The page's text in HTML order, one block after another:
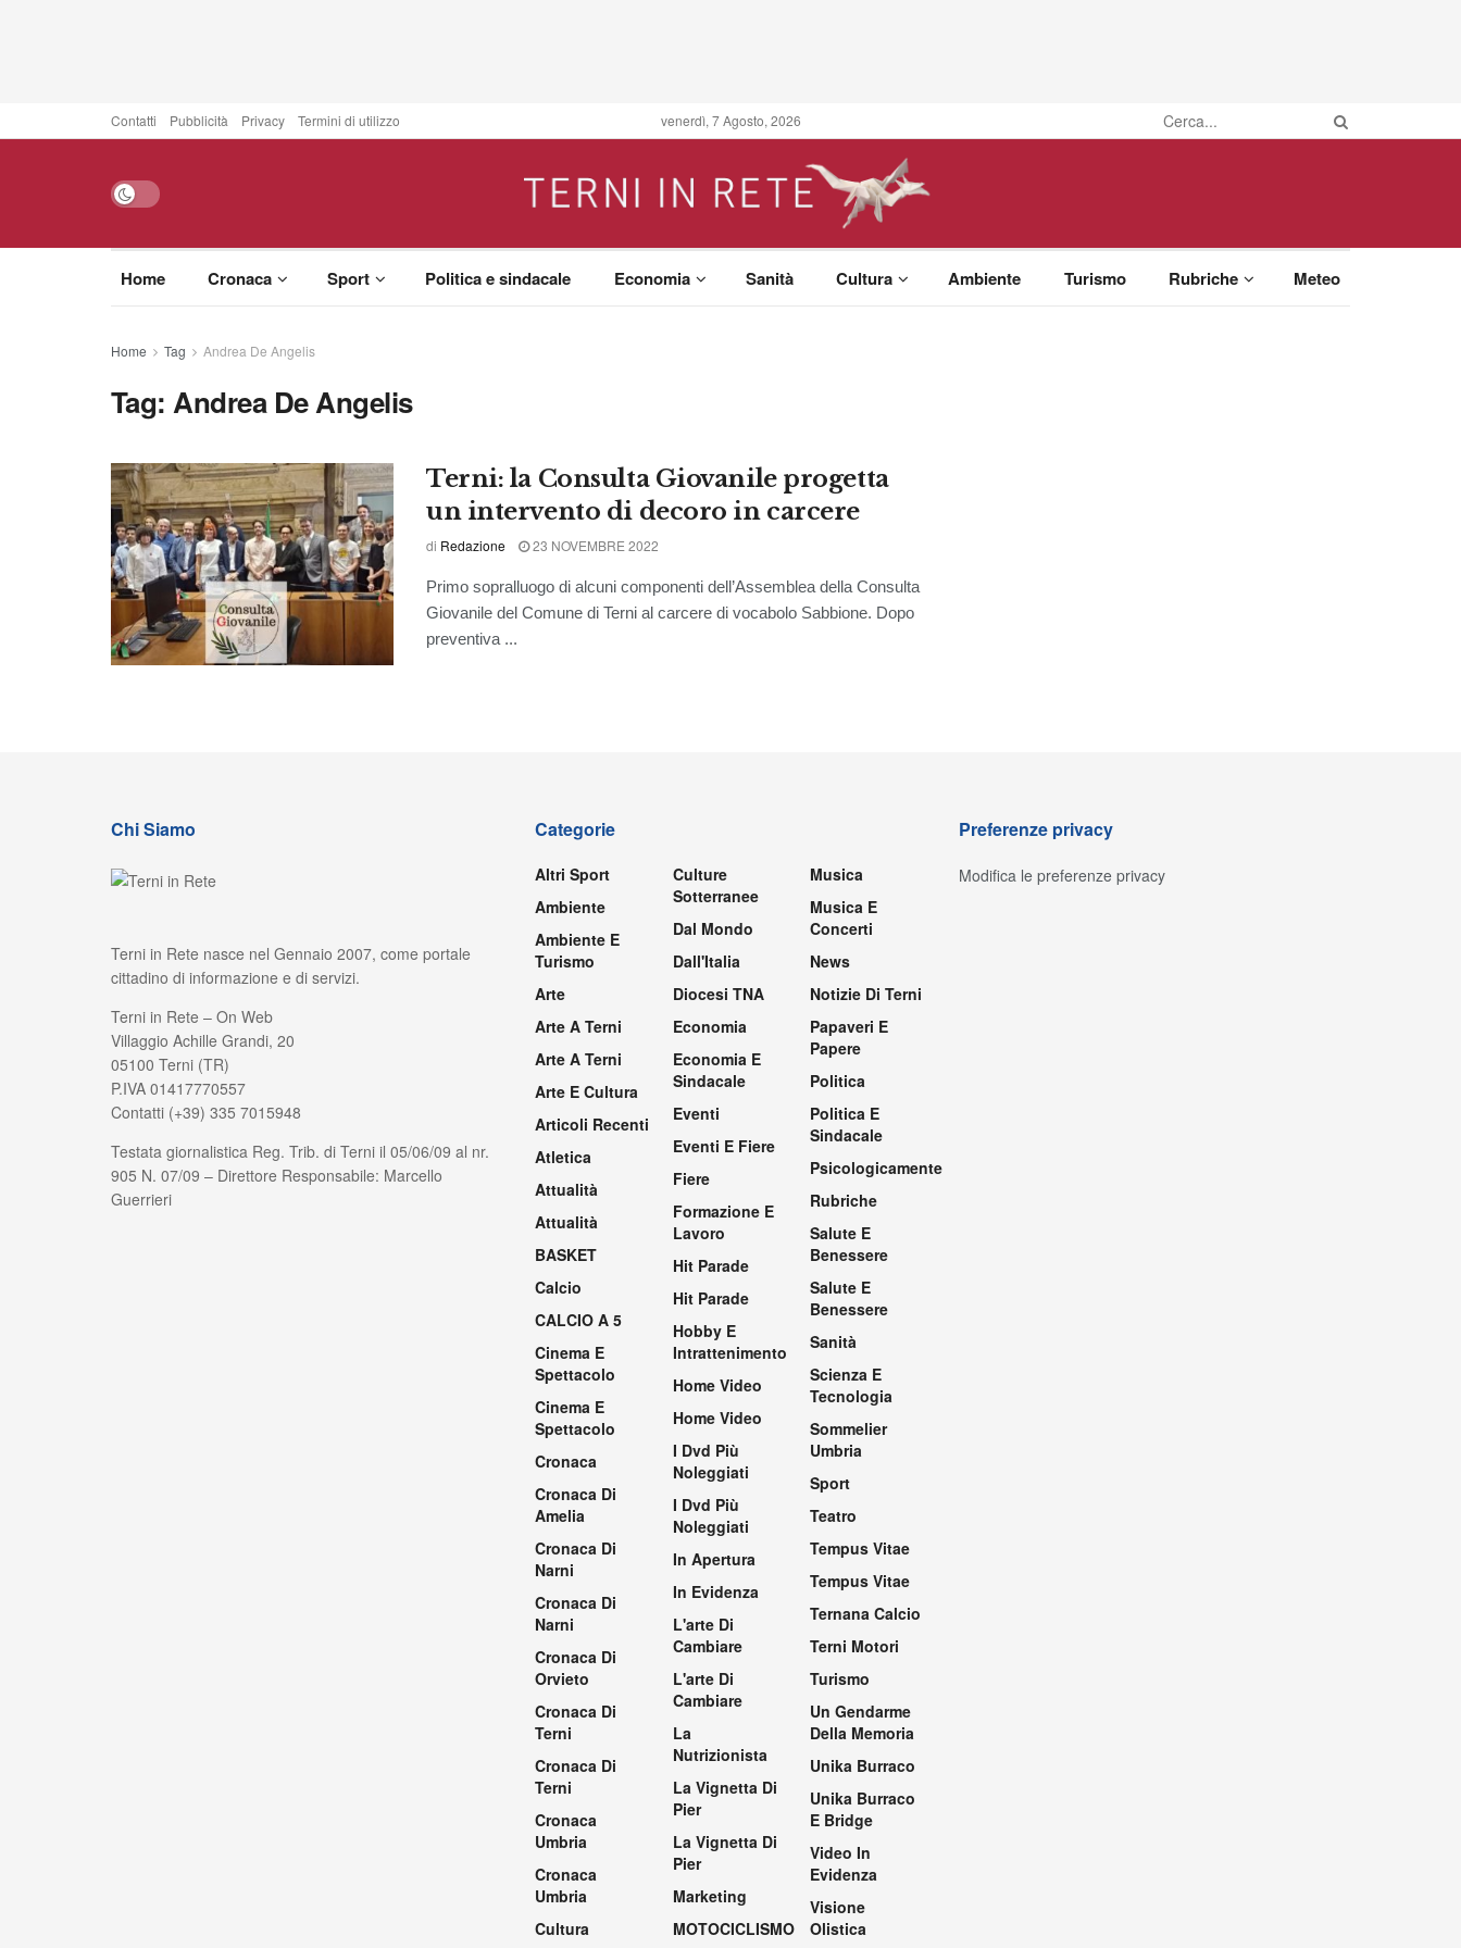
Contatti Pubblicità Privacy Termini di utilizzo venerdì, 7 Agosto, 2026
Home Cronaca Sport Politica e sindacale Economia Sanità Cultura Ambiente Turismo Rubriche Meteo
Home Tag Andrea De Angelis
Tag:Andrea De Angelis
Terni: la Consulta Giovanile progetta
un intervento di decoro in carcere
di Redazione 23 NOVEMBRE 2022
Primo sopralluogo di alcuni componenti dell’Assemblea della Consulta
Giovanile del Comune di Terni al carcere di vocabolo Sabbione. Dopo
preventiva ...
Chi Siamo
Terni in Rete nasce nel Gennaio 2007, come portale
cittadino di informazione e di servizi.
Terni in Rete – On Web
Villaggio Achille Grandi, 20
05100 Terni (TR)
P.IVA 01417770557
Contatti (+39) 335 7015948
Testata giornalistica Reg. Trib. di Terni il 05/06/09 al nr.
905 N. 07/09 – Direttore Responsabile: Marcello
Guerrieri
Categorie
Altri Sport
Ambiente
Ambiente E
Turismo
Arte
Arte A Terni
Arte A Terni
Arte E Cultura
Articoli Recenti
Atletica
Attualità
Attualità
BASKET
Calcio
CALCIO A 5
Cinema E
Spettacolo
Cinema E
Spettacolo
Cronaca
Cronaca Di
Amelia
Cronaca Di
Narni
Cronaca Di
Narni
Cronaca Di
Orvieto
Cronaca Di
Terni
Cronaca Di
Terni
Cronaca
Umbria
Cronaca
Umbria
Cultura
Culture
Sotterranee
Dal Mondo
Dall'Italia
Diocesi TNA
Economia
Economia E
Sindacale
Eventi
Eventi E Fiere
Fiere
Formazione E
Lavoro
Hit Parade
Hit Parade
Hobby E
Intrattenimento
Home Video
Home Video
I Dvd Più
Noleggiati
I Dvd Più
Noleggiati
In Apertura
In Evidenza
L'arte Di
Cambiare
L'arte Di
Cambiare
La
Nutrizionista
La Vignetta Di
Pier
La Vignetta Di
Pier
Marketing
MOTOCICLISMO
Musica
Musica E
Concerti
News
Notizie Di Terni
Papaveri E
Papere
Politica
Politica E
Sindacale
Psicologicamente
Rubriche
Salute E
Benessere
Salute E
Benessere
Sanità
Scienza E
Tecnologia
Sommelier
Umbria
Sport
Teatro
Tempus Vitae
Tempus Vitae
Ternana Calcio
Terni Motori
Turismo
Un Gendarme
Della Memoria
Unika Burraco
Unika Burraco
E Bridge
Video In
Evidenza
Visione
Olistica
Preferenze privacy
Modifica le preferenze privacy